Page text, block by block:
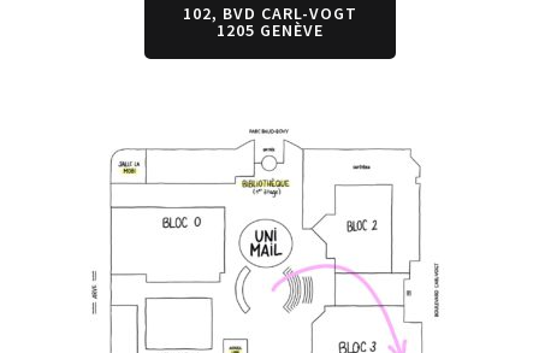
102, BVD CARL-VOGT
1205 GENÈVE